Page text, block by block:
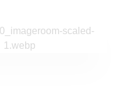
Unsere Tapeten lassen sich
mühelos anbringen, ohne